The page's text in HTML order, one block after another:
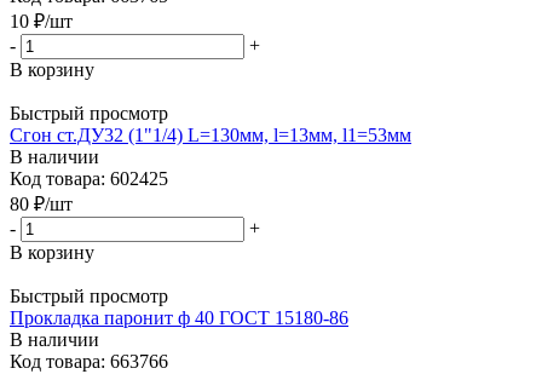
10 ₽/шт
-
+
В корзину
Быстрый просмотр
Сгон ст.ДУ32 (1"1/4) L=130мм, l=13мм, l1=53мм
В наличии
Код товара: 602425
80 ₽/шт
-
+
В корзину
Быстрый просмотр
Прокладка паронит ф 40 ГОСТ 15180-86
В наличии
Код товара: 663766